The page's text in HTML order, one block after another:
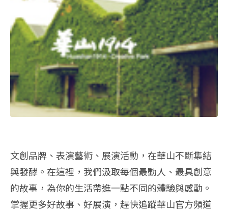
文創品牌、表演藝術、展演活動，在華山不斷集結
與發酵。在這裡，我們汲取每個最動人、最具創意
的故事，為你的生活帶進一點不同的體驗與感動。
掌握更多好故事、好展演，趕快追蹤華山官方頻道